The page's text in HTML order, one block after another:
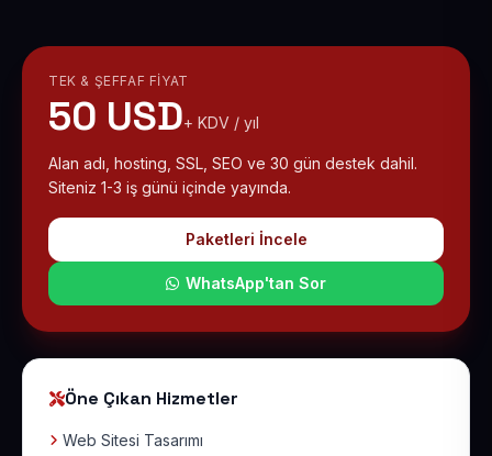
TEK & ŞEFFAF FIYAT
50 USD+ KDV / yıl
Alan adı, hosting, SSL, SEO ve 30 gün destek dahil.
Siteniz 1-3 iş günü içinde yayında.
Paketleri İncele
WhatsApp'tan Sor
Öne Çıkan Hizmetler
Web Sitesi Tasarımı